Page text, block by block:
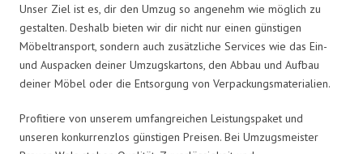
Unser Ziel ist es, dir den Umzug so angenehm wie möglich zu
gestalten. Deshalb bieten wir dir nicht nur einen günstigen
Möbeltransport, sondern auch zusätzliche Services wie das Ein-
und Auspacken deiner Umzugskartons, den Abbau und Aufbau
deiner Möbel oder die Entsorgung von Verpackungsmaterialien.
Profitiere von unserem umfangreichen Leistungspaket und
unseren konkurrenzlos günstigen Preisen. Bei Umzugsmeister